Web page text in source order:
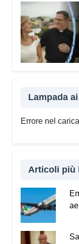
Lampada
Errore nel
Articoli più